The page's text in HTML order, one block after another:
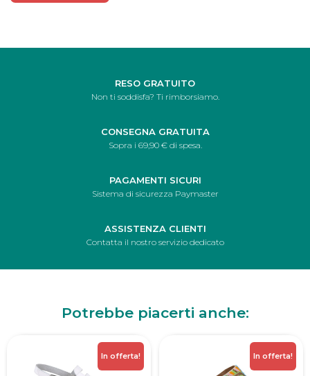
RESO GRATUITO
Non ti soddisfa? Ti rimborsiamo.
CONSEGNA GRATUITA
Sopra i 69,90 € di spesa.
PAGAMENTI SICURI
Sistema di sicurezza Paymaster
ASSISTENZA CLIENTI
Contatta il nostro servizio dedicato
Potrebbe piacerti anche:
In offerta! In offerta!